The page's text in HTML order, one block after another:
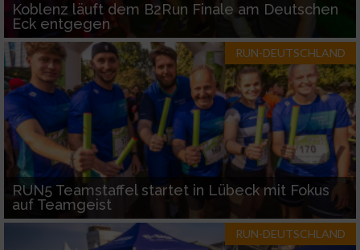
Koblenz läuft dem B2Run Finale am Deutschen
Eck entgegen
RUN-DEUTSCHLAND
RUN5 Teamstaffel startet in Lübeck mit Fokus
auf Teamgeist
RUN-DEUTSCHLAND